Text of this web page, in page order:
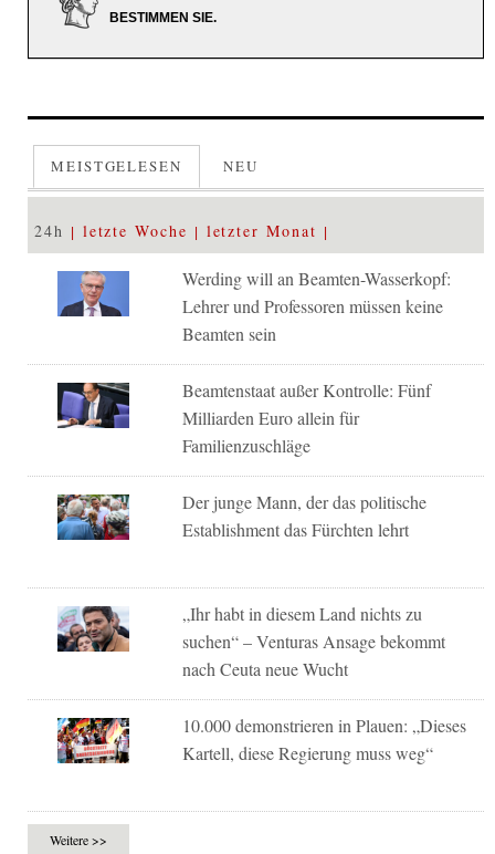
BESTIMMEN SIE.
MEISTGELESEN NEU
24h letzte Woche letzter Monat
Werding will an Beamten-Wasserkopf:
Lehrer und Professoren müssen keine
Beamten sein
Beamtenstaat außer Kontrolle: Fünf
Milliarden Euro allein für
Familienzuschläge
Der junge Mann, der das politische
Establishment das Fürchten lehrt
„Ihr habt in diesem Land nichts zu
suchen“ – Venturas Ansage bekommt
nach Ceuta neue Wucht
10.000 demonstrieren in Plauen: „Dieses
Kartell, diese Regierung muss weg“
Weitere >>